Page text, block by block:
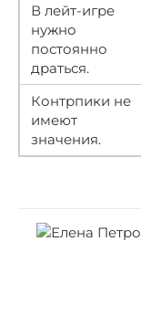
В лейт-игре
нужно
постоянно
драться.
Контрпики не
имеют
значения.